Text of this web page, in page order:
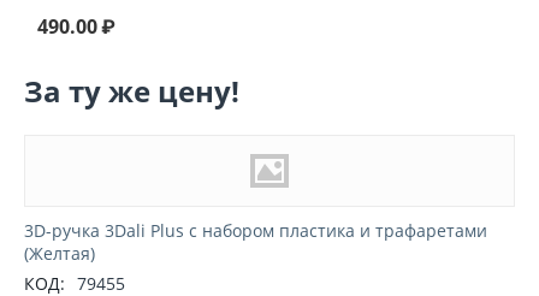
490.00₽
За ту же цену!
3D-ручка 3Dali Plus с набором пластика и трафаретами
(Желтая)
КОД: 79455